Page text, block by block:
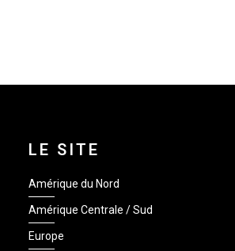
LE SITE
Amérique du Nord
Amérique Centrale / Sud
Europe